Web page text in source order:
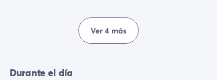
Ver 4 más
Durante el día